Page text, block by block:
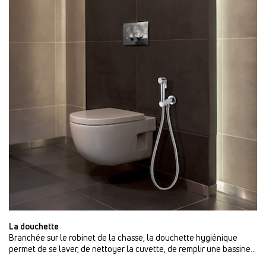
La douchette
Branchée sur le robinet de la chasse, la douchette hygiénique
permet de se laver, de nettoyer la cuvette, de remplir une bassine…